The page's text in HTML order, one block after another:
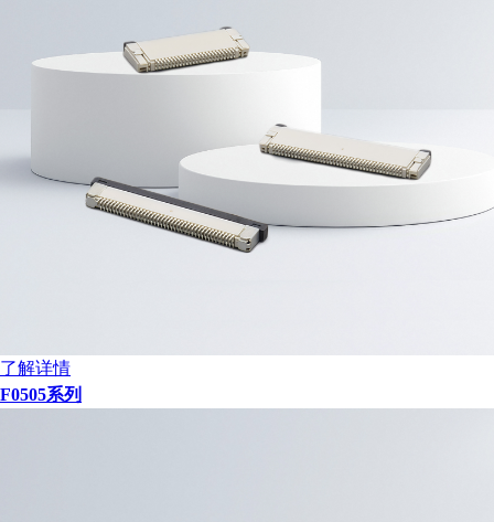
了解详情
F0505系列